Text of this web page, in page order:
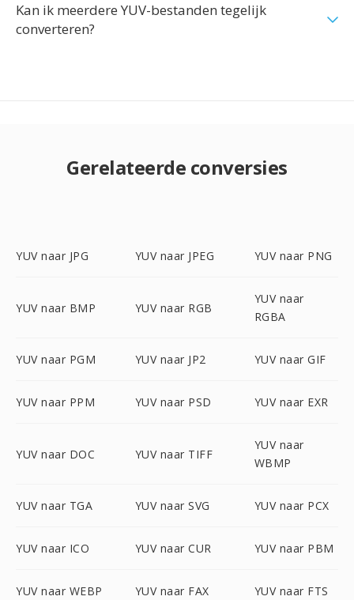
Kan ik meerdere YUV-bestanden tegelijk
converteren?
Gerelateerde conversies
YUV naar JPG YUV naar JPEG YUV naar PNG
YUV naar BMP YUV naar RGB
YUV naar
RGBA
YUV naar PGM YUV naar JP2 YUV naar GIF
YUV naar PPM YUV naar PSD YUV naar EXR
YUV naar DOC YUV naar TIFF
YUV naar
WBMP
YUV naar TGA YUV naar SVG YUV naar PCX
YUV naar ICO YUV naar CUR YUV naar PBM
YUV naar WEBP YUV naar FAX YUV naar FTS